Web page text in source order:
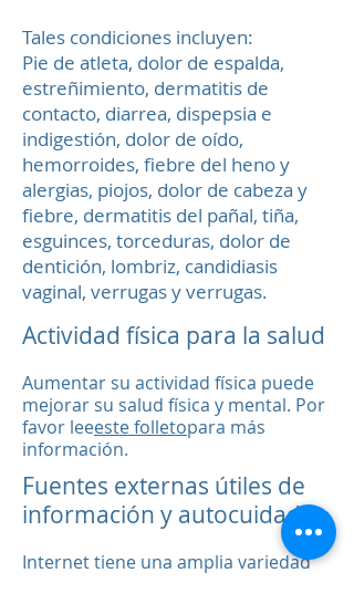
Tales condiciones incluyen:
Pie de atleta, dolor de espalda,
estreñimiento, dermatitis de
contacto, diarrea, dispepsia e
indigestión, dolor de oído,
hemorroides, fiebre del heno y
alergias, piojos, dolor de cabeza y
fiebre, dermatitis del pañal, tiña,
esguinces, torceduras, dolor de
dentición, lombriz, candidiasis
vaginal, verrugas y verrugas.
Actividad física para la salud
Aumentar su actividad física puede
mejorar su salud física y mental. Por
favor leeeste folletopara más
información.
Fuentes externas útiles de
información y autocuidado
Internet tiene una amplia variedad